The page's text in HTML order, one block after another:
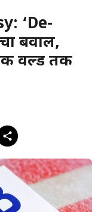
‘De-
बवाल,
वर्ल्ड तक